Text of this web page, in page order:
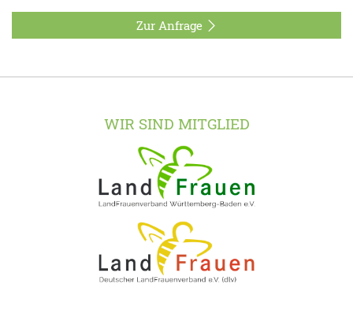
Zur Anfrage
WIR SIND MITGLIED